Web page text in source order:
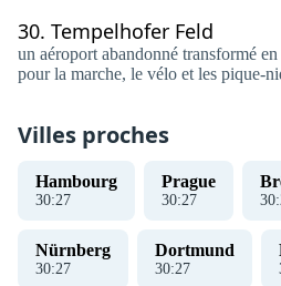
30. Tempelhofer Feld
un aéroport abandonné transformé
pour la marche, le vélo et les pique-
Villes proches
Hambourg
30:27
Prague
30:27 30:
Nürnberg
30:27
Dortmund
30:27